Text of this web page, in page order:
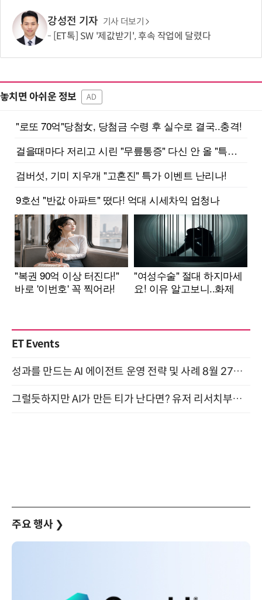
강성전 기자 기사 더보기
[ET톡] SW '제값받기', 후속 작업에 달렸다
놓치면 아쉬운 정보 AD
ET Events
성과를 만드는 AI 에이전트 운영 전략 및 사례 8월 27일 개최
그럴듯하지만 AI가 만든 티가 난다면? 유저 리서치부터 배포까지! (9/15)
주요 행사 ❯